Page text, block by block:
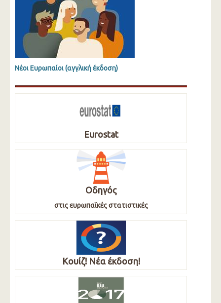
Νέοι Ευρωπαίοι (αγγλική έκδοση)
Eurostat
Οδηγός
στις ευρωπαϊκές στατιστικές
Κουίζ! Νέα έκδοση!